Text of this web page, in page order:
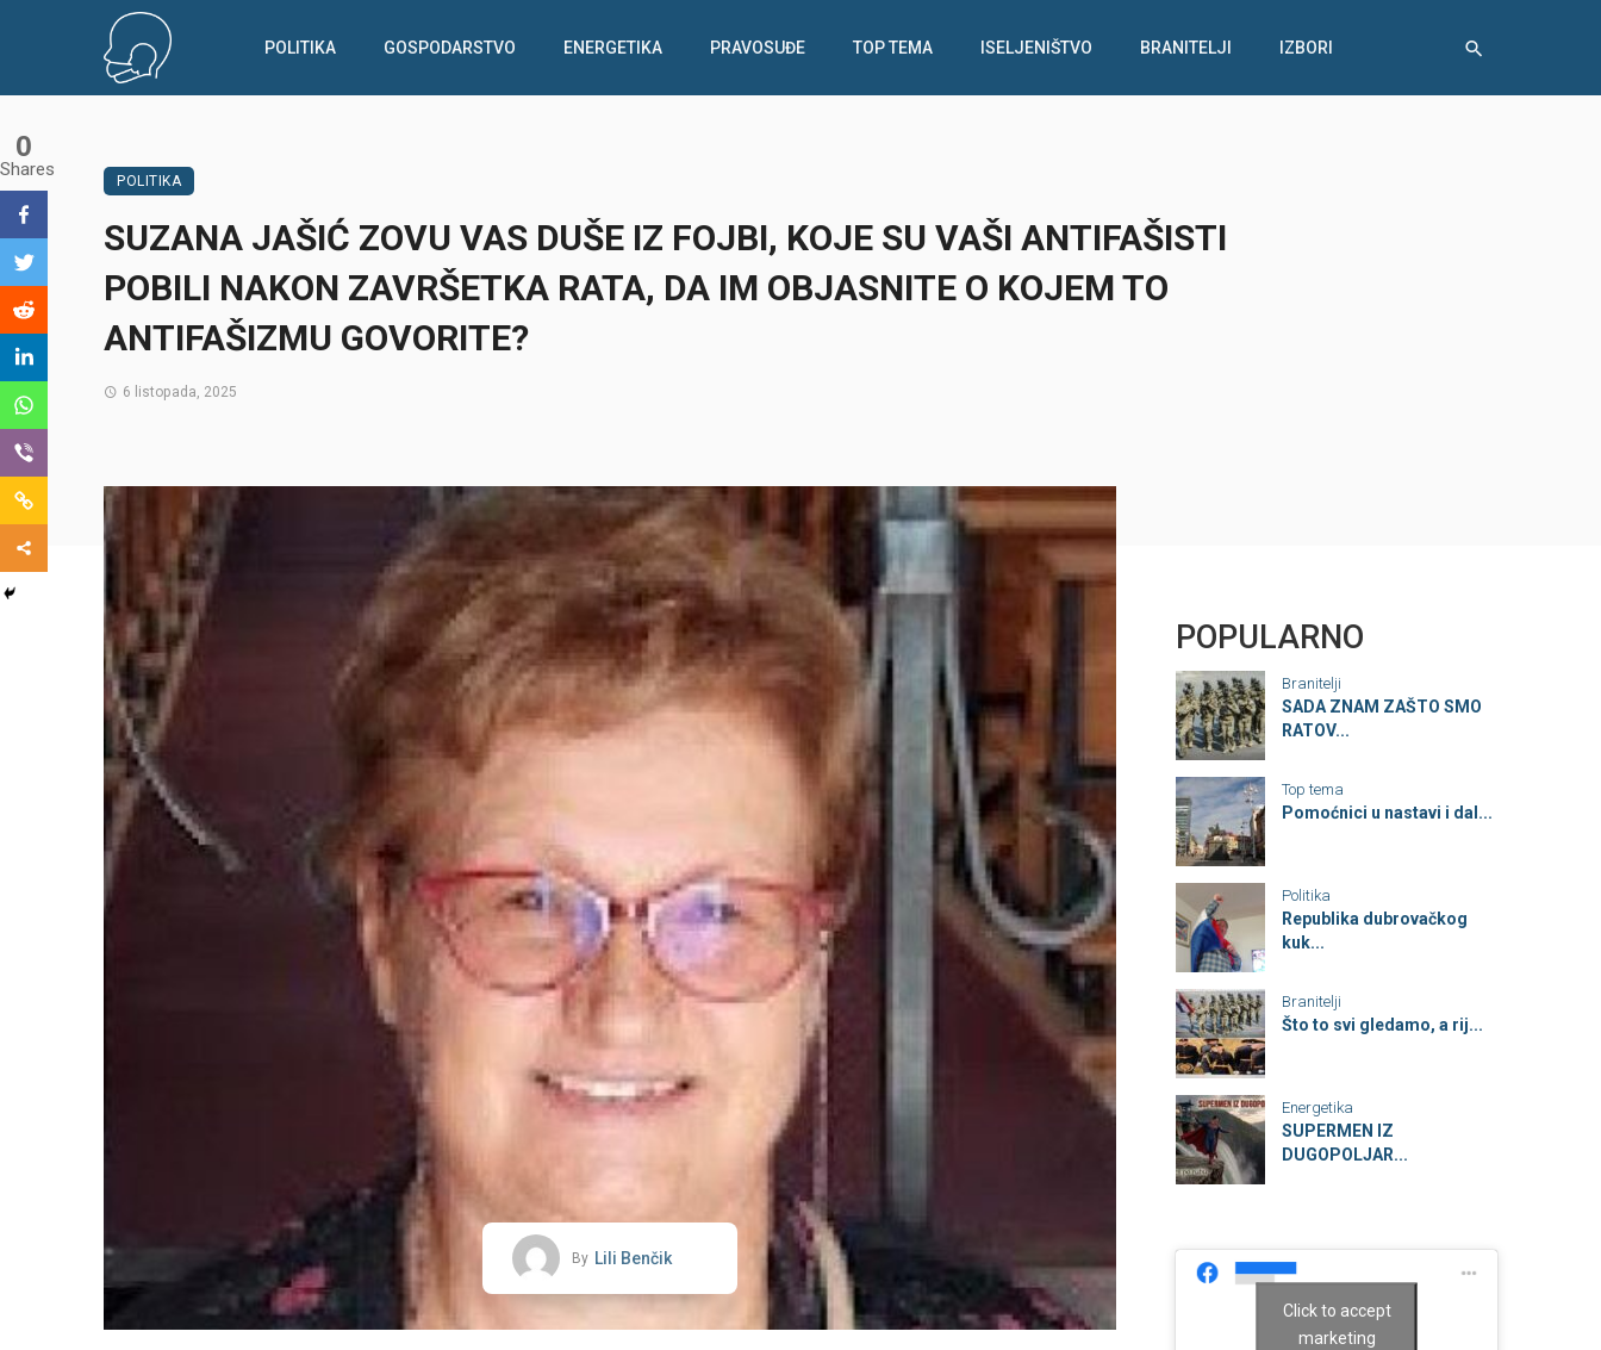
POLITIKA GOSPODARSTVO ENERGETIKA PRAVOSUĐE TOP TEMA ISELJENIŠTVO BRANITELJI IZBORI
POLITIKA
SUZANA JAŠIĆ ZOVU VAS DUŠE IZ FOJBI, KOJE SU VAŠI ANTIFAŠISTI
POBILI NAKON ZAVRŠETKA RATA, DA IM OBJASNITE O KOJEM TO
ANTIFAŠIZMU GOVORITE?
6 listopada, 2025
By Lili Benčik
0
Shares
POPULARNO
Branitelji
SADA ZNAM ZAŠTO SMO
RATOV...
Top tema
Pomoćnici u nastavi i dal...
Politika
Republika dubrovačkog
kuk...
Branitelji
Što to svi gledamo, a rij...
Energetika
SUPERMEN IZ
DUGOPOLJAR...
Click to accept
marketing